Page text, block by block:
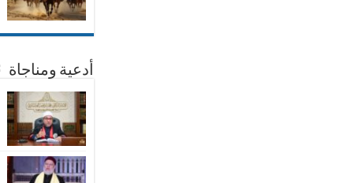
أدعية ومناجاة